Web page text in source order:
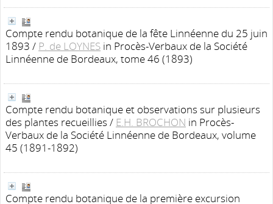
Compte rendu botanique de la fête Linnéenne du 25 juin
1893 / P. de LOYNES in Procès-Verbaux de la Société
Linnéenne de Bordeaux, tome 46 (1893)
Compte rendu botanique et observations sur plusieurs
des plantes recueillies / E.H. BROCHON in Procès-
Verbaux de la Société Linnéenne de Bordeaux, volume
45 (1891-1892)
Compte rendu botanique de la première excursion